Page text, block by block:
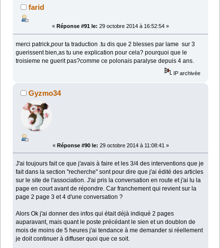
farid
« Réponse #91 le: 29 octobre 2014 à 16:52:54 »
merci patrick,pour ta traduction .tu dis que 2 blesses par lame sur 3
guerissent bien,as tu une explication pour cela? pourquoi que le
troisieme ne guerit pas?comme ce polonais paralyse depuis 4 ans.
IP archivée
Gyzmo34
« Réponse #90 le: 29 octobre 2014 à 11:08:41 »
J'ai toujours fait ce que j'avais à faire et les 3/4 des interventions que je
fait dans la section "recherche" sont pour dire que j'ai édité des articles
sur le site de l'association. J'ai pris la conversation en route et j'ai lu la
page en court avant de répondre. Car franchement qui revient sur la
page 2 page 3 et 4 d'une conversation ?
Alors Ok j'ai donner des infos qui était déjà indiqué 2 pages
auparavant, mais quant le poste précédant le sien et un doublon de
mois de moins de 5 heures j'ai tendance à me demander si réellement
je doit continuer à diffuser quoi que ce soit.